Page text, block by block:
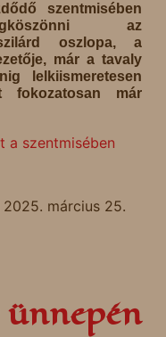
szentmisében
az
oszlopa, a
már a tavaly
lelkiismeretesen
fokozatosan már
a szentmisében
2025. március 25.
ünnepén